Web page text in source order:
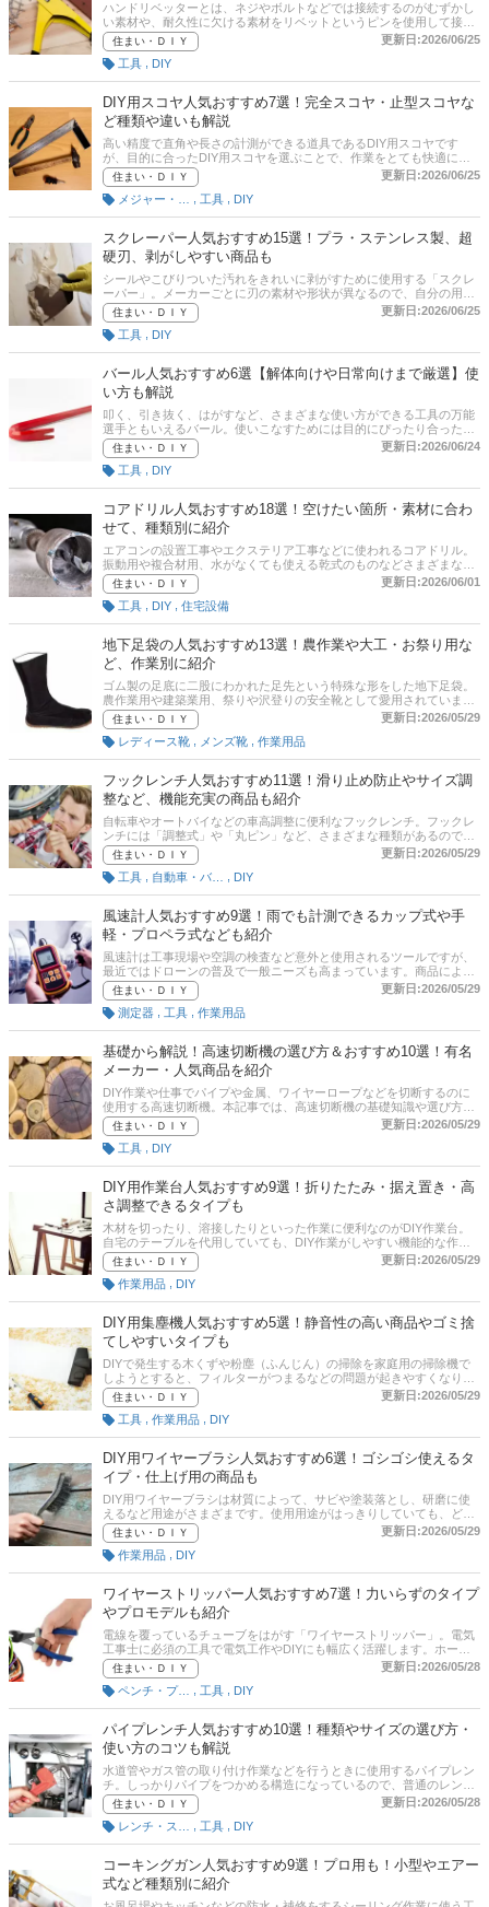
ハンドリベッターとは、ネジやボルトなどでは接続するのがむずかし
い素材や、耐久性に欠ける素材をリベットというピンを使用して接続
する工具。DIYでの活躍の機会も多く、あると便利なアイテムです。
しかし、商品ごとの違いや仕組み、構造、使い方がわかりにくく、ど
んな商品を選んだらいいのか悩んでしまいますよね。本記事では、ハ
ンドリベッターの選び方とおすすめ商品をご紹介。さらに、記事後半
には比較一覧表、通販サイトにおける最新人気ランキングのリンクも
あるので、ぜひ売れ筋や口コミも確認してみてくださいね。
住まい・ＤＩＹ
更新日:2026/06/25
工具
DIY
DIY用スコヤ人気おすすめ7選！完全スコヤ・止型スコヤな
ど種類や違いも解説
高い精度で直角や長さの計測ができる道具であるDIY用スコヤです
が、目的に合ったDIY用スコヤを選ぶことで、作業をとても快適に進
めやすくなります。本記事では、DIY用スコヤの選び方とおすすめ商
品をご紹介。完全スコヤ・止型スコヤ・マイティスコヤ・自由スコヤ
など種類や違いも解説します。記事後半には通販サイトの最新人気ラ
ンキングもありますので、売れ筋や口コミもチェックしてみてくださ
住まい・ＤＩＹ
更新日:2026/06/25
工具 DIY
スクレーパー人気おすすめ15選！プラ・ステンレス製、超
硬刃、剥がしやすい商品も
シールやこびりついた汚れをきれいに剥がすために使用する「スクレ
ーパー」。メーカーごとに刃の素材や形状が異なるので、自分の用途
に合ったものを選びたいですよね。本記事では、プラ・ステンレス
製、超硬刃、替刃タイプ、剥がしやすいタイプなどおすすめのスクレ
ーパーを厳選。選び方のポイントもご紹介します。記事後半には、通
販サイトの売れ筋ランキングもありますので、口コミなどもあわせて
参考にしてみてください。
住まい・ＤＩＹ
更新日:2026/06/25
工具
DIY
バール人気おすすめ6選【解体向けや日常向けまで厳選】使
い方も解説
叩く、引き抜く、はがすなど、さまざまな使い方ができる工具の万能
選手ともいえるバール。使いこなすためには目的にぴったり合った商
品を選ぶことが大切です。本記事では、解体向けや日常向けまでバー
ルの選び方とおすすめ商品をご紹介。使い方も解説します。さらに、
通販サイトの最新人気ランキングもありますので、ぜひ売れ筋や口コ
ミを確認してみてください。
住まい・ＤＩＹ
更新日:2026/06/24
工具
DIY
コアドリル人気おすすめ18選！空けたい箇所・素材に合わ
せて、種類別に紹介
エアコンの設置工事やエクステリア工事などに使われるコアドリル。
振動用や複合材用、水がなくても使える乾式のものなどさまざまな種
類があり、なにを選んだらよいか迷いますよね。本記事では、ネット
販売されているコアドリル・ダイヤモンドコアドリルのなかから、お
すすめの商品を種類別に紹介していきます。記事の最後には、
amazonなど通販サイトの最新人気ランキングも載せているので、売
れ筋や口コミもあわせてチェックしてみてください。
住まい・ＤＩＹ
更新日:2026/06/01
工具
DIY 住宅設備
地下足袋の人気おすすめ13選！農作業や大工・お祭り用な
ど、作業別に紹介
ゴム製の足底に二股にわかれた足先という特殊な形をした地下足袋。
農作業用や建築業用、祭りや沢登りの安全靴として愛用されていま
す。本記事では、地下足袋の選び方とおすすめ商品をご紹介。通販サ
イトの最新人気ランキングのリンクがあるので、ぜひ売れ筋や口コミ
も確認してみてくださいね。
住まい・ＤＩＹ
更新日:2026/05/29
レディース靴
メンズ靴 作業用品
フックレンチ人気おすすめ11選！滑り止め防止やサイズ調
整など、機能充実の商品も紹介
自転車やオートバイなどの車高調整に便利なフックレンチ。フックレ
ンチには「調整式」や「丸ピン」など、さまざまな種類があるのでい
ざ必要になったときになにを選べばいいのか迷ってしまうかもしれま
せん。本記事では、フックレンチの選び方とおすすめ商品をご紹介。
さらに記事の最後には、amazonなど通販サイトの最新人気ランキン
グのリンクがあるので、売れ筋や口コミも確認してみてくださいね。
住まい・ＤＩＹ
更新日:2026/05/29
工具
DIY
風速計人気おすすめ9選！雨でも計測できるカップ式や手
軽・プロペラ式なども紹介
風速計は工事現場や空調の検査など意外と使用されるツールですが、
最近ではドローンの普及で一般ニーズも高まっています。商品によっ
ては風速だけでなく、風温や温湿度などさまざまな計測ができる多機
能なものも。本記事では風速計の選び方とおすすめ商品をご紹介。さ
らに、記事の最後には、Amazonなど通販サイトの最新人気ランキン
グも載せているので、ぜひ売れ筋や口コミも参考にしてみてください
ね。
住まい・ＤＩＹ
更新日:2026/05/29
測定器
工具 作業用品
基礎から解説！高速切断機の選び方＆おすすめ10選！有名
メーカー・人気商品を紹介
DIY作業や仕事でパイプや金属、ワイヤーロープなどを切断するのに
使用する高速切断機。本記事では、高速切断機の基礎知識や選び方、
そしておすすめ商品をご紹介。初心者向けに、マキタやハイコーキを
はじめとした人気メーカーの商品をピックアップしていますので、ぜ
ひ、参考にしてくださいね。
住まい・ＤＩＹ
更新日:2026/05/29
工具
DIY
DIY用作業台人気おすすめ9選！折りたたみ・据え置き・高
さ調整できるタイプも
木材を切ったり、溶接したりといった作業に便利なのがDIY作業台。
自宅のテーブルを代用していても、DIY作業がしやすい機能的な作業
台が欲しくなってきます。持ち運びがラクな簡易作業台、バイス（万
力）や収納用の引き出しがついたものなど種類はさまざま。この記事
では、折りたたみ・据え置き・高さ調整できるタイプなどDIY作業台
の選び方とおすすめ商品を紹介します。記事後半には、通販サイトの
最新人気ランキングもありますので、売れ筋や口コミも確認してみま
しょう。
住まい・ＤＩＹ
更新日:2026/05/29
作業用品
DIY
DIY用集塵機人気おすすめ5選！静音性の高い商品やゴミ捨
てしやすいタイプも
DIYで発生する木くずや粉塵（ふんじん）の掃除を家庭用の掃除機で
しようとすると、フィルターがつまるなどの問題が起きやすくなりま
す。そんなときに便利なのがDIY用集塵機（しゅうじんき）です。こ
の記事では、空間デザイン・DIYクリエイターとして活躍されている
網田真希さんに聞いた、DIY用集塵機の選び方とおすすめ商品5選をご
紹介します。通販サイトの最新人気ランキングのリンクがあるので、
売れ筋や口コミを確認してみよう。
住まい・ＤＩＹ
更新日:2026/05/29
工具
作業用品 DIY
DIY用ワイヤーブラシ人気おすすめ6選！ゴシゴシ使えるタ
イプ・仕上げ用の商品も
DIY用ワイヤーブラシは材質によって、サビや塗装落とし、研磨に使
えるなど用途がさまざまです。使用用途がはっきりしていても、どん
な材質でどんな特徴をもったワイヤーブラシを購入したらいいのか、
わからない方も多いのではないでしょうか。そこで本記事では、空間
デザイン・DIYクリエイターとして活躍中の網田真希さんに聞いた、
DIY用ワイヤーブラシの選び方とおすすめの商品をご紹介します。本
記事をチェックして、使用用途にあった使いやすい商品を探してみて
くださいね。
住まい・ＤＩＹ
更新日:2026/05/29
作業用品
DIY
ワイヤーストリッパー人気おすすめ7選！力いらずのタイプ
やプロモデルも紹介
電線を覆っているチューブをはがす「ワイヤーストリッパー」。電気
工事士に必須の工具で電気工作やDIYにも幅広く活躍します。ホーザ
ンやベッセルといった代表的なメーカーをはじめ、手動や自動タイプ
などさまざまな種類が販売されています。本記事では、ワイヤースト
リッパーの選び方とおすすめの商品をご紹介。ラクに作業を行うこと
ができる商品や家庭用はもちろん、プロ用にもピッタリの商品を紹介
していきます。通販サイトの最新人気ランキングのリンクもあるの
で、売れ筋や口コミとあわせてチェックしてみてください。
住まい・ＤＩＹ
更新日:2026/05/28
ペンチ・プライヤー・ニッパー
工具 DIY
パイプレンチ人気おすすめ10選！種類やサイズの選び方・
使い方のコツも解説
水道管やガス管の取り付け作業などを行うときに使用するパイプレン
チ。しっかりパイプをつかめる構造になっているので、普通のレンチ
を使用するよりも作業をスムーズにすすめることができます。しか
し、対応しているパイプの太さなどによって、さまざまなパイプレン
チが販売されています。この記事では、種類やサイズの選び方・使い
方のコツなどパイプレンチのおすすめ商品と選び方をご紹介します。
記事の後半には、通販サイトの人気ランキングもありますので、あわ
せて売れ筋や口コミもチェックしてみてください。
住まい・ＤＩＹ
更新日:2026/05/28
工具 DIY
コーキングガン人気おすすめ9選！プロ用も！小型やエアー
式など種類別に紹介